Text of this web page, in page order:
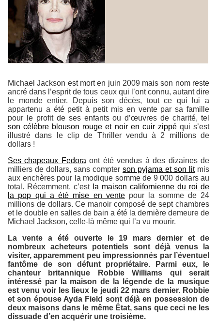
Michael Jackson est mort en juin 2009 mais son nom reste
ancré dans l’esprit de tous ceux qui l’ont connu, autant dire
le monde entier. Depuis son décès, tout ce qui lui a
appartenu a été petit à petit mis en vente par sa famille
pour le profit de ses enfants ou d’œuvres de charité, tel
son célèbre blouson rouge et noir en cuir zippéqui s’est
illustré dans le clip de Thrillervendu à 2 millions de
dollars !
Ses chapeaux Fedora ont été vendus à des dizaines de
milliers de dollars, sans compter son pyjama et son litmis
aux enchères pour la modique somme de 9 000 dollars au
total. Récemment, c’est la maison californienne du roi de
la pop qui a été mise en ventepour la somme de 24
millions de dollars. Ce manoir composé de sept chambres
et le double en salles de bain a été la dernière demeure de
Michael Jackson, celle-là même qui l’a vu mourir.
La vente a été ouverte le 19 mars dernier et de
nombreux acheteurs potentiels sont déjà venus la
visiter, apparemment peu impressionnés par l’éventuel
fantôme de son défunt propriétaire. Parmi eux, le
chanteur britannique Robbie Williams qui serait
intéressé par la maison de la légende de la musique
est venu voir les lieux le jeudi 22 mars dernier. Robbie
et son épouse Ayda Field sont déjà en possession de
deux maisons dans le même État, sans que ceci ne les
dissuade d’en acquérir une troisième.